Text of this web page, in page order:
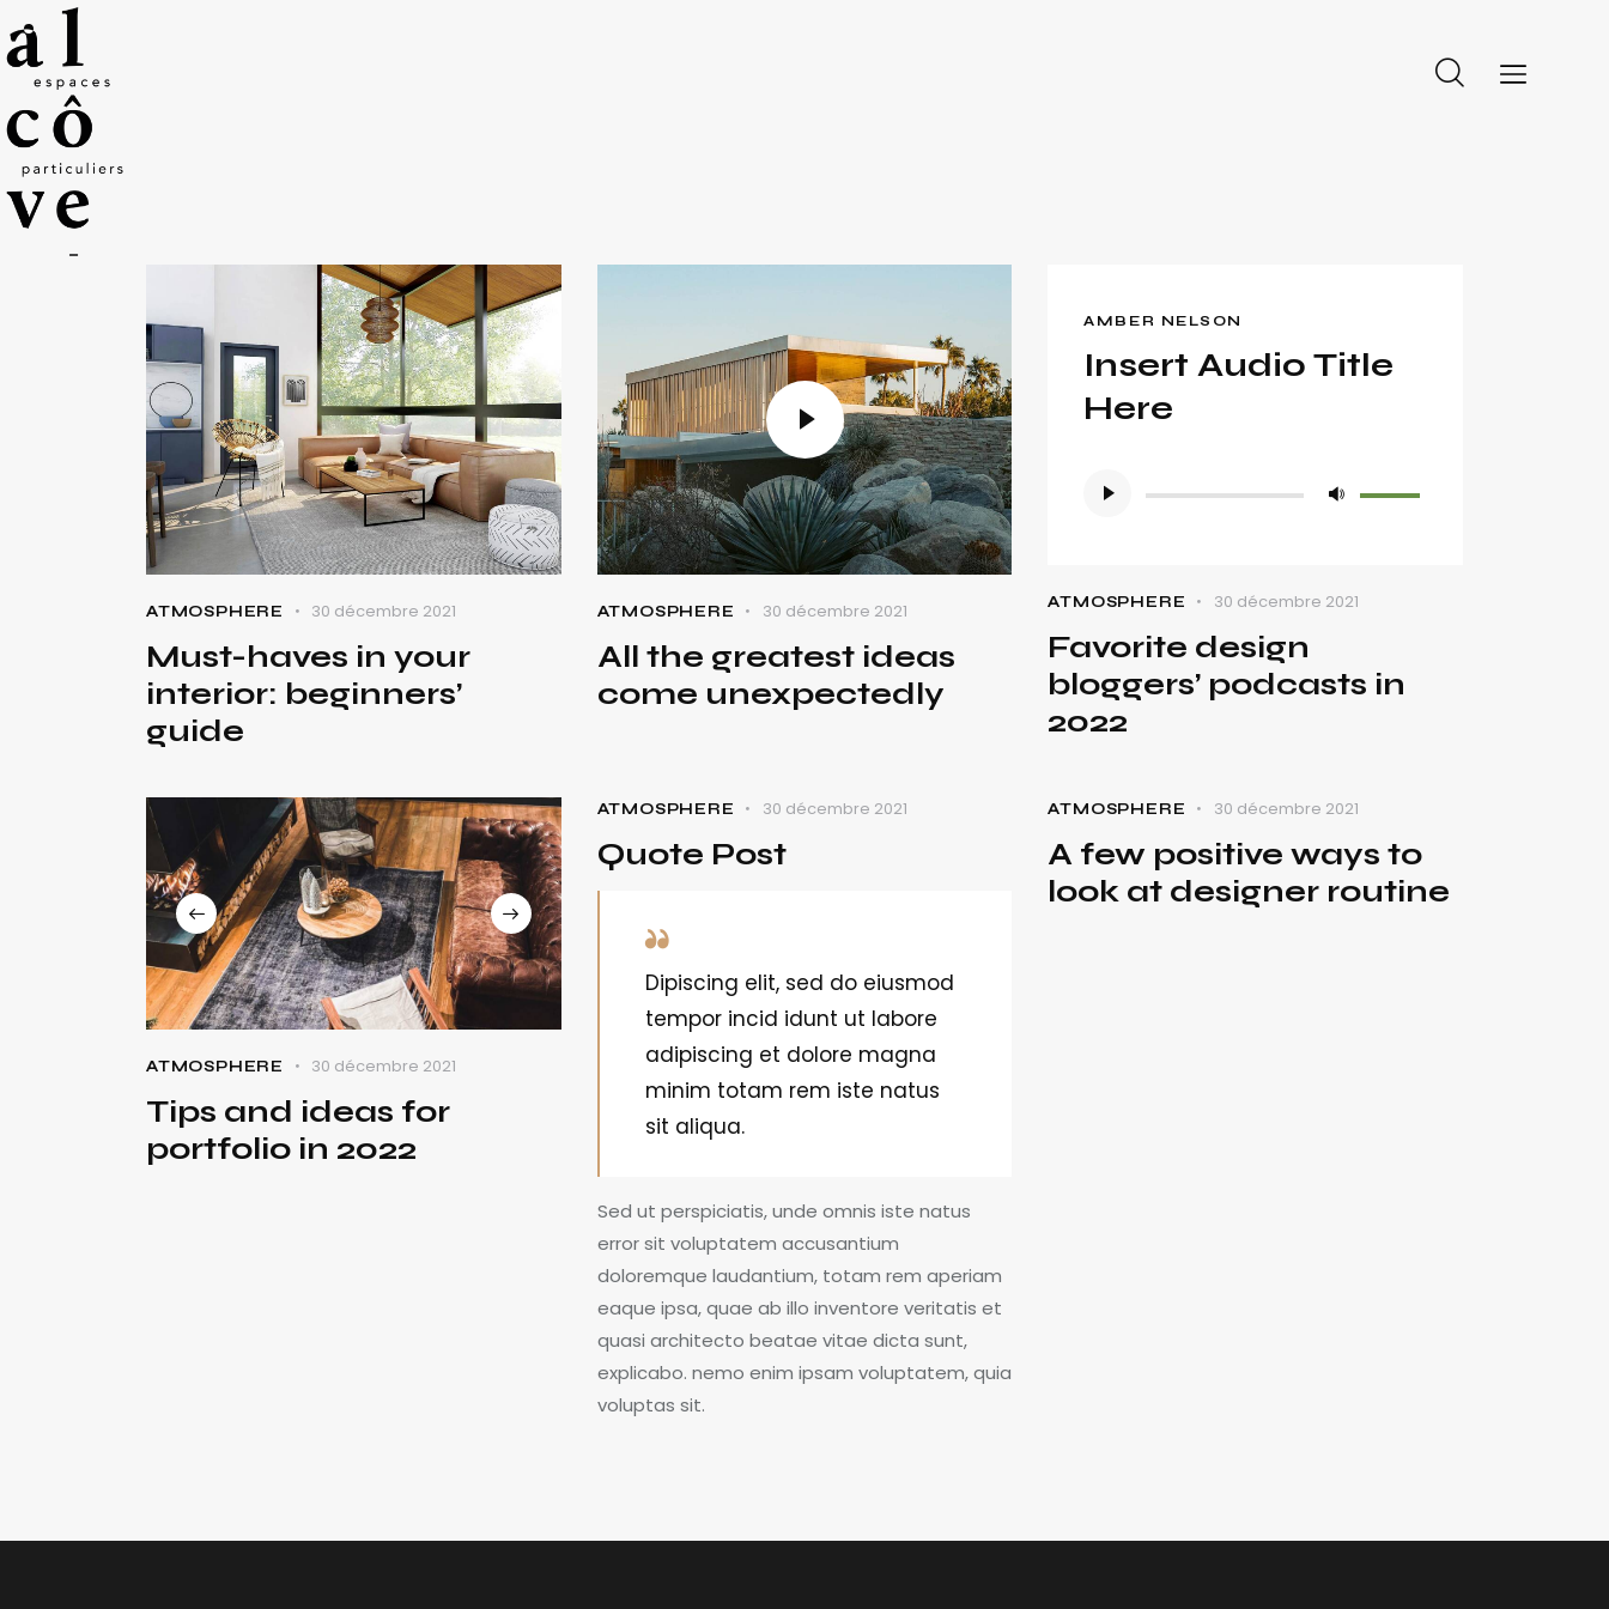
ATMOSPHERE 30 décembre 2021
Must-haves in your
interior: beginners’
guide
ATMOSPHERE 30 décembre 2021
All the greatest ideas
come unexpectedly
AMBER NELSON
Insert Audio Title
Here
audio
ou
ATMOSPHERE 30 décembre 2021
Favorite design
bloggers’ podcasts in
2022
ATMOSPHERE 30 décembre 2021
Tips and ideas for
portfolio in 2022
ATMOSPHERE 30 décembre 2021
Quote Post
Dipiscing elit, sed do eiusmod
tempor incid idunt ut labore
adipiscing et dolore magna
minim totam rem iste natus
sit aliqua.
Sed ut perspiciatis, unde omnis iste natus
error sit voluptatem accusantium
doloremque laudantium, totam rem aperiam
eaque ipsa, quae ab illo inventore veritatis et
quasi architecto beatae vitae dicta sunt,
explicabo. nemo enim ipsam voluptatem, quia
voluptas sit.
ATMOSPHERE 30 décembre 2021
A few positive ways to
look at designer routine
Z.A. Rosengart –
8 rue Georges Guynemer
22190 Plérin